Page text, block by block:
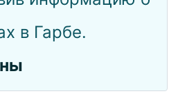
в Гарбе.